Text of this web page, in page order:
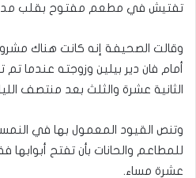
تفتيش في مطعم مفتوح بقلب
وقالت الصحيفة إنه كانت هناك
أمام فان دير بيلين وزوجته عندما
الثانية عشرة والثلث بعد منتصف
وتنص القيود المعمول بها في
للمطاعم والحانات بأن تفتح
عشرة مساء.